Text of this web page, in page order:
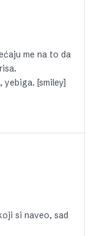
me na to da
yebiga. [smiley]
si naveo, sad